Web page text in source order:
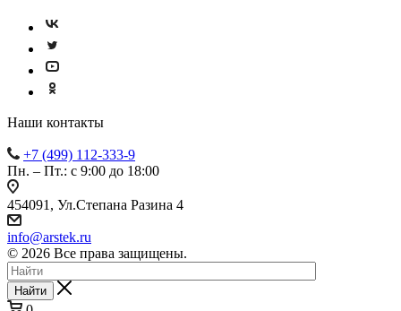
Наши контакты
+7 (499) 112-333-9
Пн. – Пт.: с 9:00 до 18:00
454091, Ул.Степана Разина 4
info@arstek.ru
© 2026 Все права защищены.
Найти